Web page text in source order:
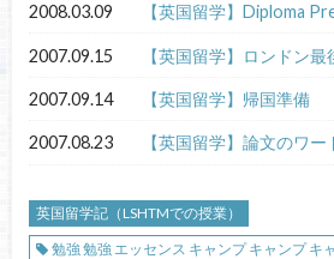
2008.03.09 【英国留学】Diploma
2007.09.15 【英国留学】ロンドン最
2007.09.14 【英国留学】帰国準備
2007.08.23 【英国留学】論文のワー
英国留学記（LSHTMでの授業）
勉強 勉強 エッセンス キャンプ キャンプ キ